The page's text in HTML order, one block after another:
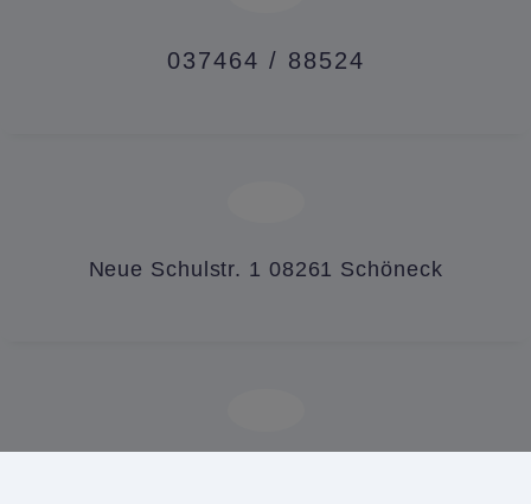
037464 / 88524
Neue Schulstr. 1 08261 Schöneck